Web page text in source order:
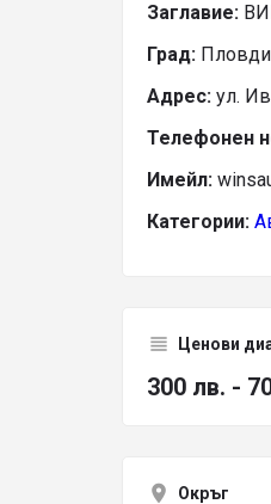
Заглавие:
Град:
Адрес: ул.
Телефонен
Имейл:
Категории:
Ценови
300 лв. -
Окръг